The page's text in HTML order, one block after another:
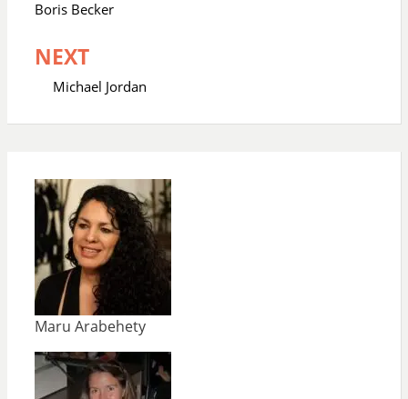
Boris Becker
NEXT
Michael Jordan
Maru Arabehety